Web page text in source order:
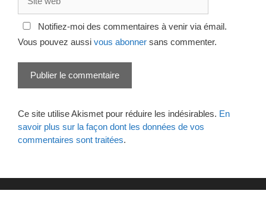
web
Notifiez-moi des commentaires à venir via émail.
Vous pouvez aussi vous abonner sans commenter.
Ce site utilise Akismet pour réduire les indésirables. En
savoir plus sur la façon dont les données de vos
commentaires sont traitées.